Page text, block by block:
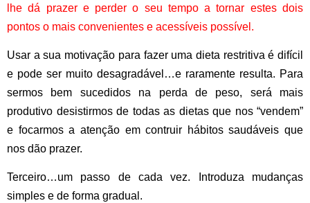
lhe dá prazer e perder o seu tempo a tornar estes dois
pontos o mais convenientes e acessíveis possível.
Usar a sua motivação para fazer uma dieta restritiva é difícil
e pode ser muito desagradável…e raramente resulta. Para
sermos bem sucedidos na perda de peso, será mais
produtivo desistirmos de todas as dietas que nos “vendem”
e focarmos a atenção em contruir hábitos saudáveis que
nos dão prazer.
Terceiro…um passo de cada vez. Introduza mudanças
simples e de forma gradual.